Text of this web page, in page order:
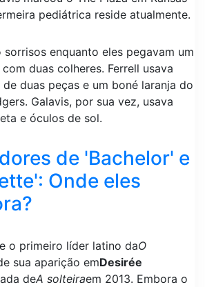
pediátrica reside atualmente.
sorrisos enquanto eles pegavam um
duas colheres. Ferrell usava
duas peças e um boné laranja do
Galavis, por sua vez, usava
e óculos de sol.
de 'Bachelor' e
Onde eles
o primeiro líder latino daO
sua aparição emDesirée
deA solteiraem 2013. Embora o